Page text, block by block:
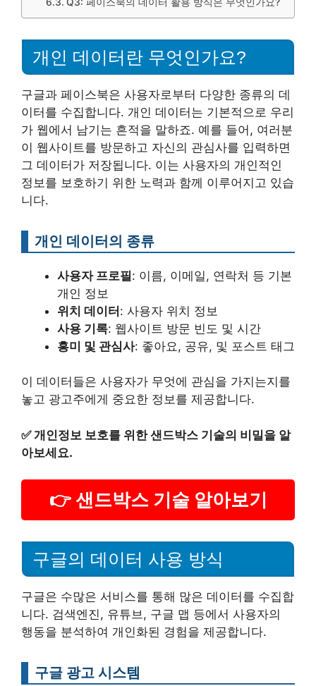
개인 데이터란 무엇인가요?
구글과 페이스북은 사용자로부터 다양한 종류의 데
이터를 수집합니다. 개인 데이터는 기본적으로 우리
가 웹에서 남기는 흔적을 말하죠. 예를 들어, 여러분
이 웹사이트를 방문하고 자신의 관심사를 입력하면
그 데이터가 저장됩니다. 이는 사용자의 개인적인
정보를 보호하기 위한 노력과 함께 이루어지고 있습
니다.
개인 데이터의 종류
사용자 프로필: 이름, 이메일, 연락처 등 기본
개인 정보
위치 데이터: 사용자 위치 정보
사용 기록: 웹사이트 방문 빈도 및 시간
흥미 및 관심사: 좋아요, 공유, 및 포스트 태그
이 데이터들은 사용자가 무엇에 관심을 가지는지를
놓고 광고주에게 중요한 정보를 제공합니다.
✅개인정보 보호를 위한 샌드박스 기술의 비밀을 알
아보세요.
👉 샌드박스 기술 알아보기
구글의 데이터 사용 방식
구글은 수많은 서비스를 통해 많은 데이터를 수집합
니다. 검색엔진, 유튜브, 구글 맵 등에서 사용자의
행동을 분석하여 개인화된 경험을 제공합니다.
구글 광고 시스템